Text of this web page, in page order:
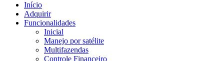
Início
Adquirir
Funcionalidades
Inicial
Manejo por satélite
Multifazendas
Controle Financeiro